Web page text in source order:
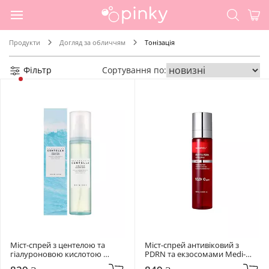
Продукти Догляд за обличчям Тонізація
Фільтр Сортування по:
Міст-спрей з центелою та
гіалуроновою кислотою
SKIN1004 120 мл Madagascar
Міст-спрей антивіковий з
PDRN та екзосомами Medi-
Peel 120 мл Phyto Exosome